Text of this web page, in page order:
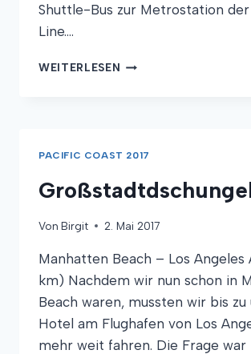
Shuttle-Bus zur Metrostation
Line….
WEITERLESEN ZWEI
PACIFIC COAST 2017
Von Birgit 2. Mai 2017
Manhatten Beach – Los Angeles
km) Nachdem wir nun schon in
Beach waren, mussten wir bis zu
Hotel am Flughafen von Los
mehr weit fahren. Die Frage war